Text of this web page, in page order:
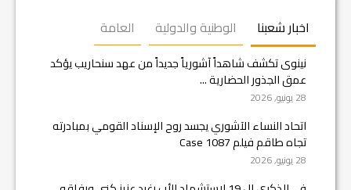
اخبار شعبنا الوطنية والدولية العامة
نينوى تكشف شاهداً آشورياً جديداً من عهد سنحاريب يؤكد
عمق الجذور الحضارية ...
28 يونيو, 2026
اتحاد النساء الآشوري يجسد روح الإسناد القومي بمبادرته
تجاه طاقم فيلم Case 1087
28 يونيو, 2026